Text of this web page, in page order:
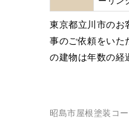
東京都立川市のお
事のご依頼をいた
の建物は年数の経
昭島市屋根塗装コ